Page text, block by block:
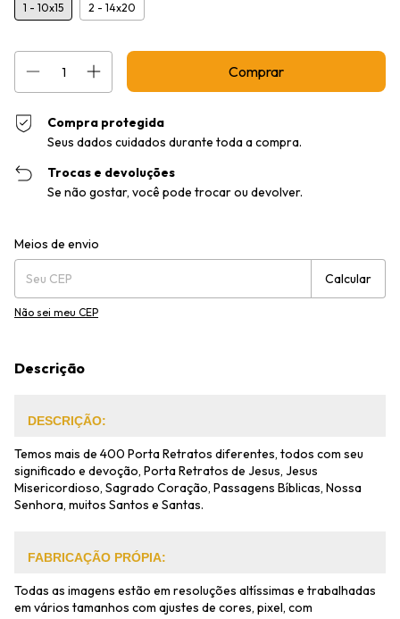
1 - 10x15 2 - 14x20
Compra protegida
Seus dados cuidados durante toda a compra.
Trocas e devoluções
Se não gostar, você pode trocar ou devolver.
Entregas para o CEP:
Meios de envio
Calcular
Não sei meu CEP
Descrição
DESCRIÇÃO:
Temos mais de 400 Porta Retratos diferentes, todos com seu
significado e devoção, Porta Retratos de Jesus, Jesus
Misericordioso, Sagrado Coração, Passagens Bíblicas, Nossa
Senhora, muitos Santos e Santas.
FABRICAÇÃO PRÓPIA:
Todas as imagens estão em resoluções altíssimas e trabalhadas
em vários tamanhos com ajustes de cores, pixel, com